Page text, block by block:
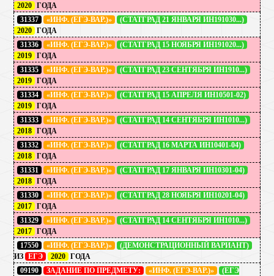
2020 ГОДА
31337
«ИНФ. (ЕГЭ-ВАР.)»
(СТАТГРАД 21 ЯНВАРЯ ИН191030...)
2020 ГОДА
31336
«ИНФ. (ЕГЭ-ВАР.)»
(СТАТГРАД 15 НОЯБРЯ ИН191020...)
2019 ГОДА
31335
«ИНФ. (ЕГЭ-ВАР.)»
(СТАТГРАД 23 СЕНТЯБРЯ ИН1910...)
2019 ГОДА
31334
«ИНФ. (ЕГЭ-ВАР.)»
(СТАТГРАД 15 АПРЕЛЯ ИН10501-02)
2019 ГОДА
31333
«ИНФ. (ЕГЭ-ВАР.)»
(СТАТГРАД 14 СЕНТЯБРЯ ИН1010...)
2018 ГОДА
31332
«ИНФ. (ЕГЭ-ВАР.)»
(СТАТГРАД 16 МАРТА ИН10401-04)
2018 ГОДА
31331
«ИНФ. (ЕГЭ-ВАР.)»
(СТАТГРАД 17 ЯНВАРЯ ИН10301-04)
2018 ГОДА
31330
«ИНФ. (ЕГЭ-ВАР.)»
(СТАТГРАД 28 НОЯБРЯ ИН10201-04)
2017 ГОДА
31329
«ИНФ. (ЕГЭ-ВАР.)»
(СТАТГРАД 14 СЕНТЯБРЯ ИН1010...)
2017 ГОДА
17550
«ИНФ. (ЕГЭ-ВАР.)»
(ДЕМОНСТРАЦИОННЫЙ ВАРИАНТ)
ИЗ ЕГЭ 2020 ГОДА
09190
ЗАДАНИЕ ПО ПРЕДМЕТУ: «ИНФ. (ЕГЭ-ВАР.)»
(ЕГЭ